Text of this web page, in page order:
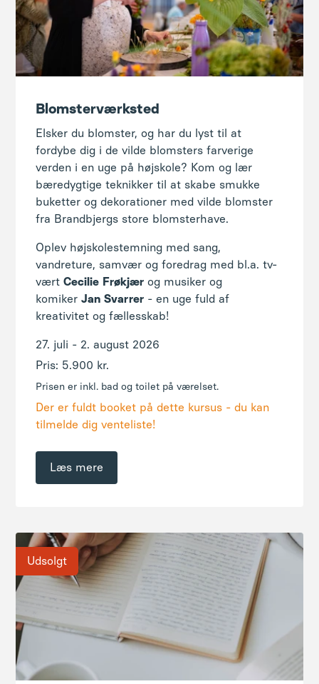
Blomsterværksted
Elsker du blomster, og har du lyst til at
fordybe dig i de vilde blomsters farverige
verden i en uge på højskole? Kom og lær
bæredygtige teknikker til at skabe smukke
buketter og dekorationer med vilde blomster
fra Brandbjergs store blomsterhave.
Oplev højskolestemning med sang,
vandreture, samvær og foredrag med bl.a. tv-
vært Cecilie Frøkjær og musiker og
komiker Jan Svarrer - en uge fuld af
kreativitet og fællesskab!
27. juli - 2. august 2026
Pris: 5.900 kr.
Prisen er inkl. bad og toilet på værelset.
Der er fuldt booket på dette kursus - du kan
tilmelde dig venteliste!
Læs mere
Udsolgt